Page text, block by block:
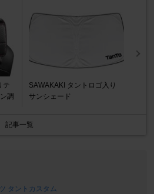
テ
調
SAWAKAKI タントロゴ入り
サンシェード
記事一覧
タントカスタム